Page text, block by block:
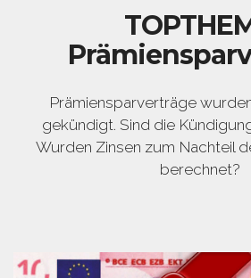
Prämiensparverträge
gekündigt. Sind die
Wurden Zinsen zum Nachteil
berechnet?